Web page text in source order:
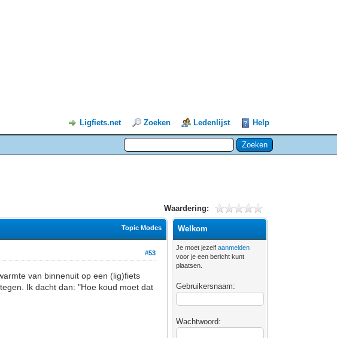
Ligfiets.net Zoeken Ledenlijst Help
Waardering:
Topic Modes
#53
van binnenuit op een (lig)fiets
Ik dacht dan: "Hoe koud moet dat
Welkom
Je moet jezelfaanmelden
voor je een bericht kunt
plaatsen.
Gebruikersnaam:
Wachtwoord: